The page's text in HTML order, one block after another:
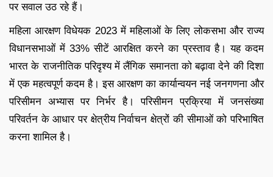
पर सवाल उठ रहे हैं।
महिला आरक्षण विधेयक 2023 में महिलाओं के लिए लोकसभा और राज्य
विधानसभाओं में 33% सीटें आरक्षित करने का प्रस्ताव है। यह कदम
भारत के राजनीतिक परिदृश्य में लैंगिक समानता को बढ़ावा देने की दिशा
में एक महत्वपूर्ण कदम है। इस आरक्षण का कार्यान्वयन नई जनगणना और
परिसीमन अभ्यास पर निर्भर है। परिसीमन प्रक्रिया में जनसंख्या
परिवर्तन के आधार पर क्षेत्रीय निर्वाचन क्षेत्रों की सीमाओं को परिभाषित
करना शामिल है।